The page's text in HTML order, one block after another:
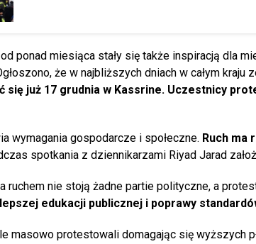
ponad miesiąca stały się także inspiracją dla
że w najbliższych dniach w całym
się już 17 grudnia w Kassrine. Uczestnicy
wymagania gospodarcze i społeczne. Ruch ma
spotkania z dziennikarzami Riyad Jarad
ruchem nie stoją żadne partie polityczne, a
edukacji publicznej i poprawy
masowo protestowali domagając się wyższych